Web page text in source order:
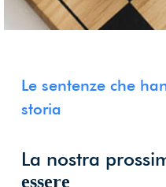
Le sentenze che
storia
La nostra
essere